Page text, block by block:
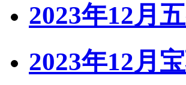
2023年12月
2023年12月